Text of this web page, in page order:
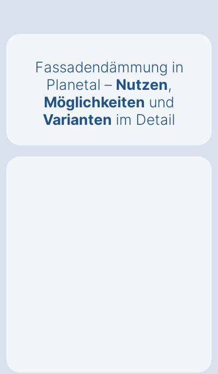
Fassadendämmung in
Planetal – Nutzen,
Möglichkeiten und
Varianten im Detail